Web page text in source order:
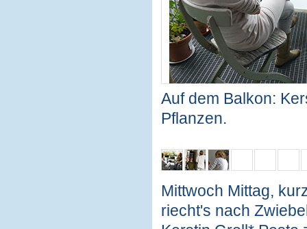
Auf dem Balkon:
Pflanzen.
Mittwoch Mittag,
riecht's nach